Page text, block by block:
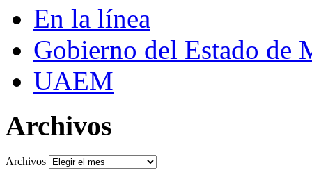
En la línea
Gobierno del Estado de
UAEM
Archivos
Archivos